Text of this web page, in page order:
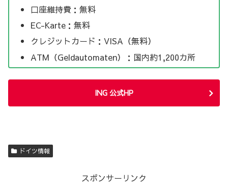
口座維持費：無料
EC-Karte：無料
クレジットカード：VISA（無料）
ATM（Geldautomaten）：国内約1,200カ所
ING 公式HP
ドイツ情報
スポンサーリンク